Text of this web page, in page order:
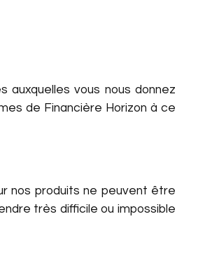
vous nous donnez
de Financière Horizon à ce
nos produits ne peuvent être
très difficile ou impossible